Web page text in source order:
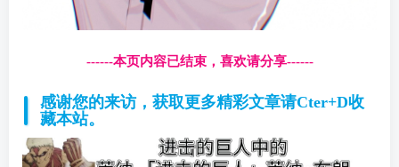
------本页内容已结束，喜欢请分享------
感谢您的来访，获取更多精彩文章请Cter+D收
藏本站。